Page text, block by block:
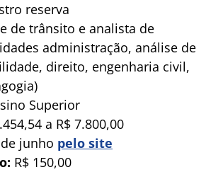
reserva
de trânsito e analista de
administração, análise de
direito, engenharia civil,
Superior
a R$ 7.800,00
junho pelo site
R$ 150,00